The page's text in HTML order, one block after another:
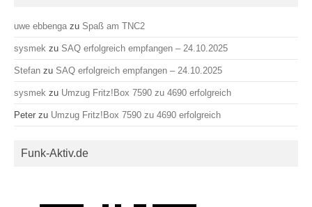
uwe ebbenga zu Spaß am TNC2
sysmek zu SAQ erfolgreich empfangen – 24.10.2025
Stefan zu SAQ erfolgreich empfangen – 24.10.2025
sysmek zu Umzug Fritz!Box 7590 zu 4690 erfolgreich
Peter zu Umzug Fritz!Box 7590 zu 4690 erfolgreich
Funk-Aktiv.de